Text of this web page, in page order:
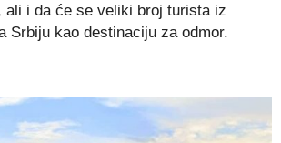
ali i da će se veliki broj turista iz
Srbiju kao destinaciju za odmor.